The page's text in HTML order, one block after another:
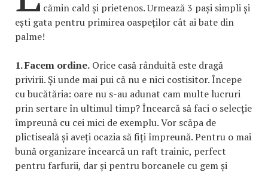
cămin cald și prietenos. Urmează 3 pași simpli și
ești gata pentru primirea oaspeților cât ai bate din
palme!
1. Facem ordine. Orice casă rânduită este dragă
privirii. Și unde mai pui că nu e nici costisitor. Începe
cu bucătăria: oare nu s-au adunat cam multe lucruri
prin sertare în ultimul timp? Încearcă să faci o selecție
împreună cu cei mici de exemplu. Vor scăpa de
plictiseală și aveți ocazia să fiți împreună. Pentru o mai
bună organizare încearcă un raft trainic, perfect
pentru farfurii, dar și pentru borcanele cu gem și